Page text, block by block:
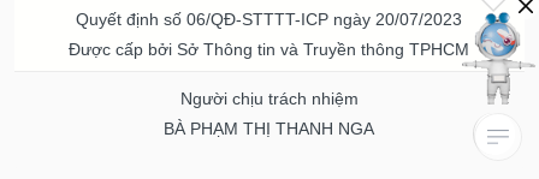
Quyết định số 06/QĐ-STTTT-ICP ngày 20/07/2023
Được cấp bởi Sở Thông tin và Truyền thông TPHCM
Người chịu trách nhiệm
BÀ PHẠM THỊ THANH NGA